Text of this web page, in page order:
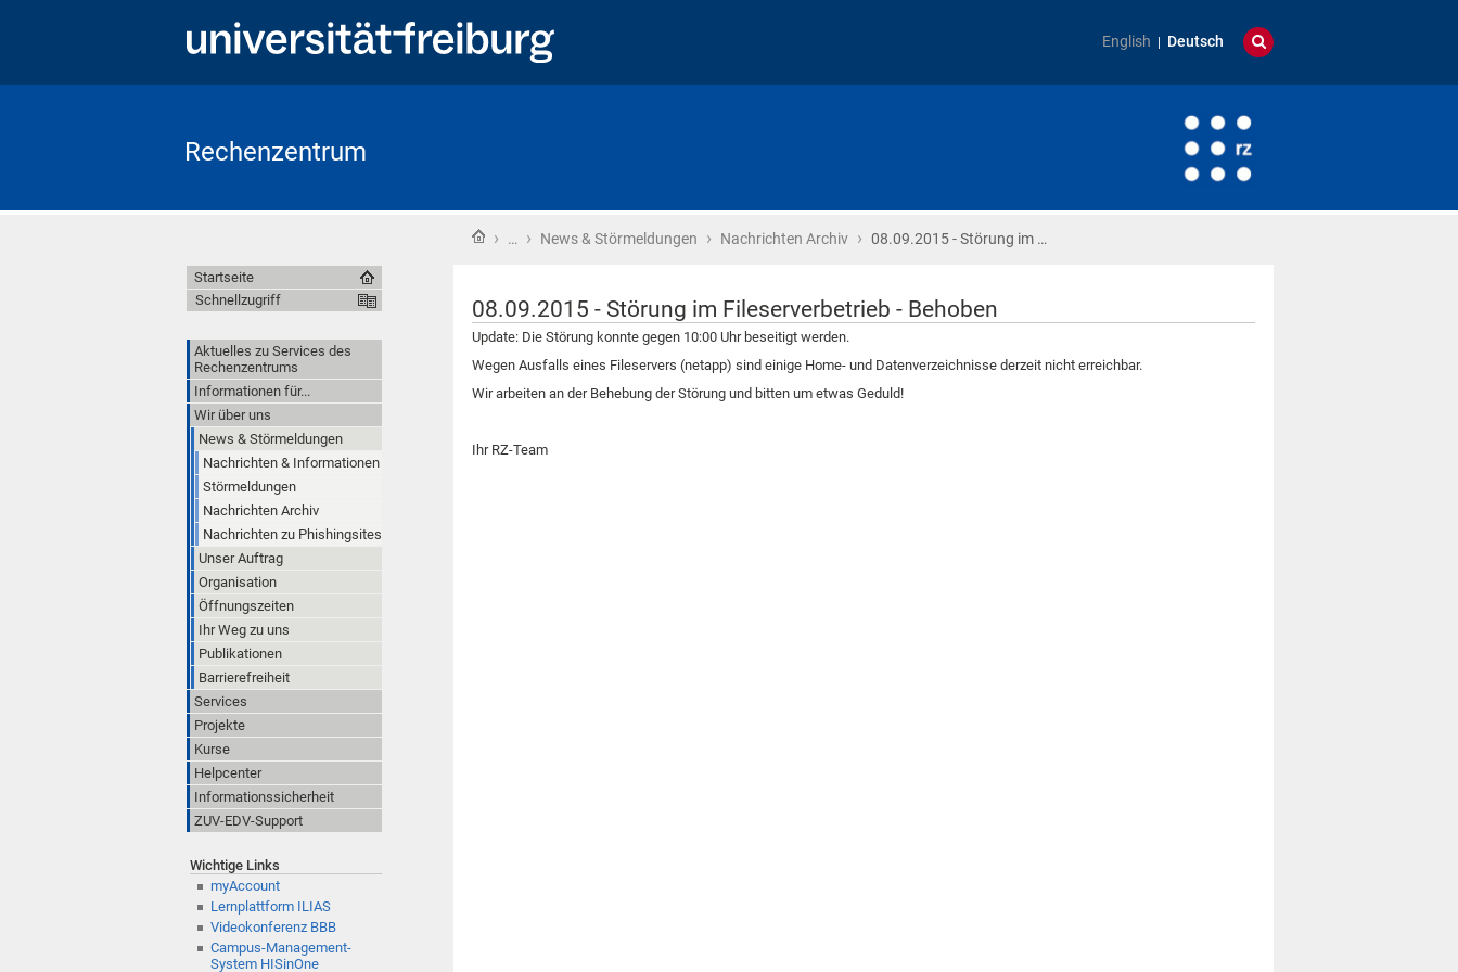
English Deutsch
Rechenzentrum
Startseite
› … › News & Störmeldungen › Nachrichten Archiv › 08.09.2015 - Störung im …
08.09.2015 - Störung im Fileserverbetrieb - Behoben
Update: Die Störung konnte gegen 10:00 Uhr beseitigt werden.
Wegen Ausfalls eines Fileservers (netapp) sind einige Home- und Datenverzeichnisse derzeit nicht erreichbar.
Wir arbeiten an der Behebung der Störung und bitten um etwas Geduld!
Ihr RZ-Team
Startseite
Schnellzugriff
Aktuelles zu Services des
Rechenzentrums
Informationen für...
Wir über uns
News & Störmeldungen
Nachrichten & Informationen
Störmeldungen
Nachrichten Archiv
Nachrichten zu Phishingsites
Unser Auftrag
Organisation
Öffnungszeiten
Ihr Weg zu uns
Publikationen
Barrierefreiheit
Services
Projekte
Kurse
Helpcenter
Informationssicherheit
ZUV-EDV-Support
Wichtige Links
myAccount
Lernplattform ILIAS
Videokonferenz BBB
Campus-Management-
System HISinOne